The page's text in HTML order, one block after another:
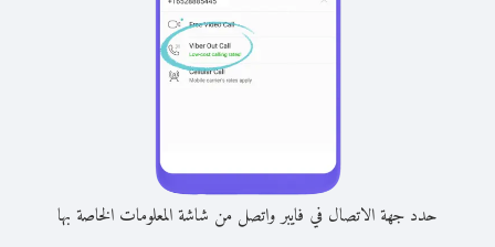
حدد جهة الاتصال في فايبر واتصل من شاشة المعلومات الخاصة بها